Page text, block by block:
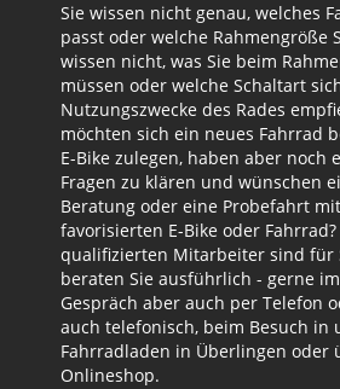
Sie wissen nicht genau, welches
passt oder welche Rahmengröße
wissen nicht, was Sie beim
müssen oder welche Schaltart
Nutzungszwecke des Rades
möchten sich ein neues Fahrrad
E-Bike zulegen, haben aber noch
Fragen zu klären und wünschen
Beratung oder eine Probefahrt
favorisierten E-Bike oder
qualifizierten Mitarbeiter sind für
beraten Sie ausführlich - gerne
Gespräch aber auch per Telefon
auch telefonisch, beim Besuch in
Fahrradladen in Überlingen oder
Onlineshop.